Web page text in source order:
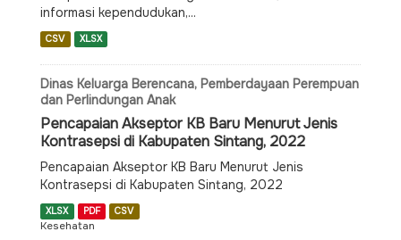
informasi kependudukan,...
CSV XLSX
Dinas Keluarga Berencana, Pemberdayaan Perempuan
dan Perlindungan Anak
Pencapaian Akseptor KB Baru Menurut Jenis
Kontrasepsi di Kabupaten Sintang, 2022
Pencapaian Akseptor KB Baru Menurut Jenis
Kontrasepsi di Kabupaten Sintang, 2022
XLSX PDF CSV
Kesehatan